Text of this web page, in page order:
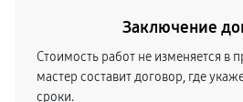
Заключение
Стоимость работ не изменяется в
мастер составит договор, где
сроки.